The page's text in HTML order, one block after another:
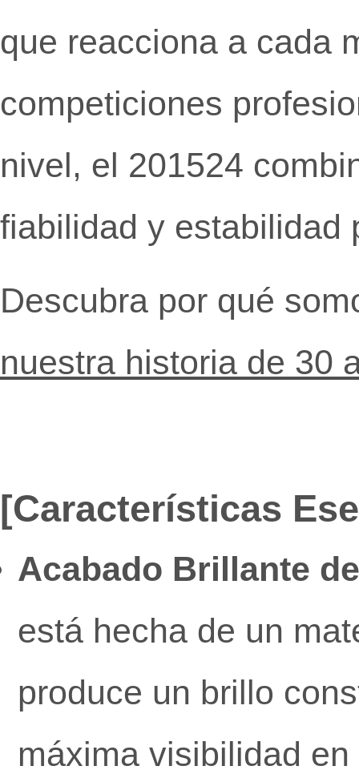
que reacciona a cada
competiciones
nivel, el 201524
fiabilidad y estabilidad
Descubra por qué
nuestra historia de 30
[Características
Acabado Brillante
está hecha de un
produce un brillo
máxima visibilidad